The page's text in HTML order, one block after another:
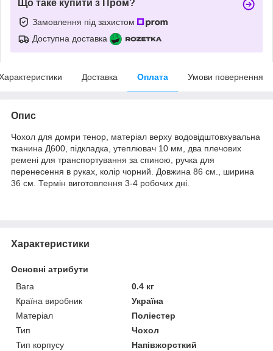
Що таке купити з Пром?
Замовлення під захистом
Доступна доставка
Доставка Оплата Умови повернення
Опис
Чохол для домри тенор, матеріал верху водовідштовхувальна
тканина Д600, підкладка, утеплювач 10 мм, два плечових
ремені для транспортування за спиною, ручка для
перенесення в руках, колір чорний. Довжина 86 см., ширина
36 см. Термін виготовлення 3-4 робочих дні.
Характеристики
Основні атрибути
Вага
0.4 кг
Країна виробник
Україна
Матеріал
Поліестер
Тип
Чохол
Тип корпусу
Напівжорсткий